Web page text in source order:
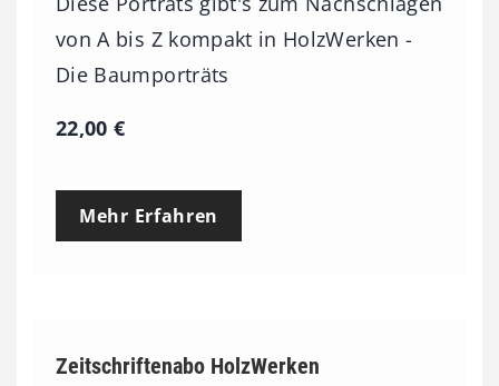
von A bis Z kompakt in HolzWerken -
Die Baumporträts
22,00€
Mehr Erfahren
Zeitschriftenabo HolzWerken